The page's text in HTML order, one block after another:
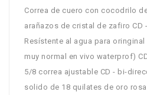
Correa de cuero con cocodrilo
arañazos de cristal de zafiro CD
Resístente al agua para
muy normal en vivo waterprof)
5/8 correa ajustable CD - bi-
solido de 18 quilates de oro